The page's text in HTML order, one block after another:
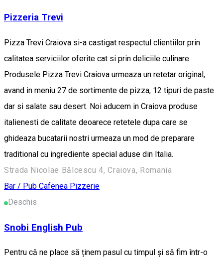
Pizzeria Trevi
Pizza Trevi Craiova si-a castigat respectul clientiilor prin
calitatea serviciilor oferite cat si prin deliciile culinare.
Produsele Pizza Trevi Craiova urmeaza un retetar original,
avand in meniu 27 de sortimente de pizza, 12 tipuri de paste
dar si salate sau desert. Noi aducem in Craiova produse
italienesti de calitate deoarece retetele dupa care se
ghideaza bucatarii nostri urmeaza un mod de preparare
traditional cu ingrediente special aduse din Italia.
Strada Nicolae Bălcescu 4, Craiova, Romania
Bar / Pub Cafenea Pizzerie
Deschis
Snobi English Pub
Pentru că ne place să ținem pasul cu timpul și să fim într-o